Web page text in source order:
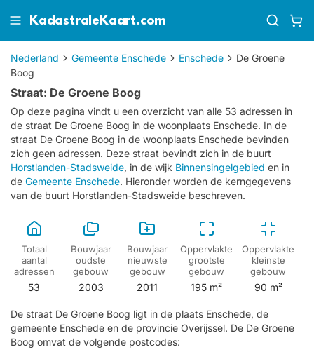
KadastraleKaart.com
Nederland Gemeente Enschede Enschede
De Groene
Boog
Straat: De Groene Boog
Op deze pagina vindt u een overzicht van alle 53 adressen in
de straat De Groene Boog in de woonplaats Enschede. In de
straat De Groene Boog in de woonplaats Enschede bevinden
zich geen adressen. Deze straat bevindt zich in de buurt
Horstlanden-Stadsweide, in de wijk Binnensingelgebied en in
de Gemeente Enschede. Hieronder worden de kerngegevens
van de buurt Horstlanden-Stadsweide beschreven.
Totaal
aantal
adressen
53
Bouwjaar
oudste
gebouw
2003
Bouwjaar
nieuwste
gebouw
2011
Oppervlakte
grootste
gebouw
195 m²
Oppervlakte
kleinste
gebouw
90 m²
De straat De Groene Boog ligt in de plaats Enschede, de
gemeente Enschede en de provincie Overijssel. De De Groene
Boog omvat de volgende postcodes: